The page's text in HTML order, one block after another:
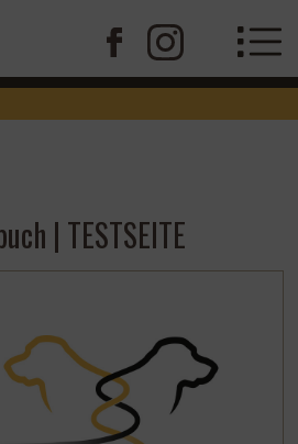
| TESTSEITE